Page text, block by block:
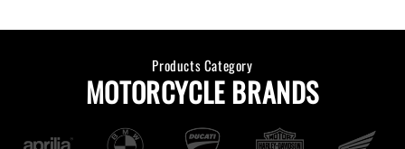
Products Category
MOTORCYCLE BRANDS